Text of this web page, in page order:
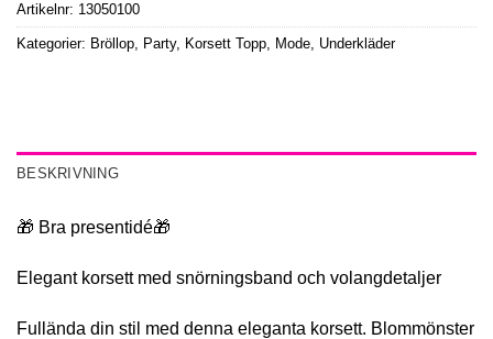
Artikelnr: 13050100
Kategorier: Bröllop, Party, Korsett Topp, Mode, Underkläder
BESKRIVNING
🎁 Bra presentidé🎁
Elegant korsett med snörningsband och volangdetaljer
Fullända din stil med denna eleganta korsett. Blommönster